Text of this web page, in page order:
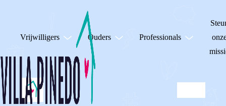
Vrijwilligers Ouders Professionals